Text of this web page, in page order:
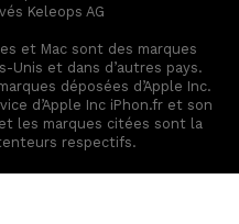
Keleops AG
et Mac sont des marques
Unis et dans d’autres pays.
déposées d’Apple Inc.
d’Apple Inc iPhon.fr et son
les marques citées sont la
respectifs.